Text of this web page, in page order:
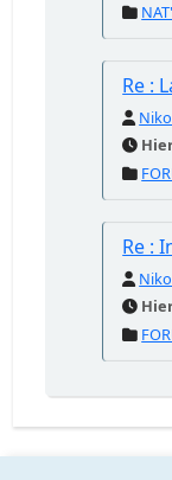
Re :
Re :